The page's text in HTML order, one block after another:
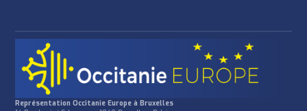
Représentation Occitanie Europe à Bruxelles